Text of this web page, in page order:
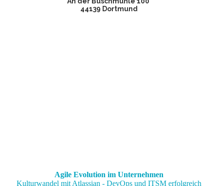
44139 Dortmund
Agile Evolution im Unternehmen
Kulturwandel mit Atlassian - DevOps und ITSM erfolgreich